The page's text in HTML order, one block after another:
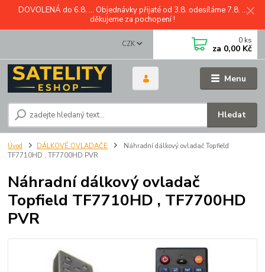
DOVOLENÁ do 6.8. ... Objednávky přijaté od 3.8. odesíláme 7.8. ...
děkujeme za pochopení !
Menu
CZK
Hledat
0 ks
za 0,00 Kč
Úvod DÁLKOVÉ OVLADAČE
Náhradní dálkový ovladač Topfield
TF7710HD , TF7700HD PVR
Náhradní dálkový ovladač
Topfield TF7710HD , TF7700HD
PVR